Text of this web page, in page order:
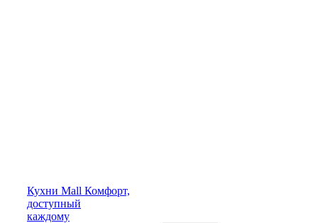
Кухни Mall Комфорт,
доступный
каждому